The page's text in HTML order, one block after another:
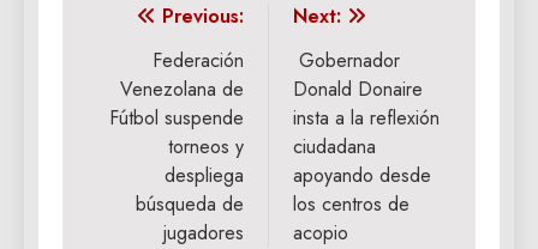
Navegación
entradas
Previous:
Federación
Venezolana de
Fútbol suspende
torneos y
despliega
búsqueda de
jugadores
Next:
Gobernador
Donald Donaire
insta a la reflexión
ciudadana
apoyando desde
los centros de
acopio